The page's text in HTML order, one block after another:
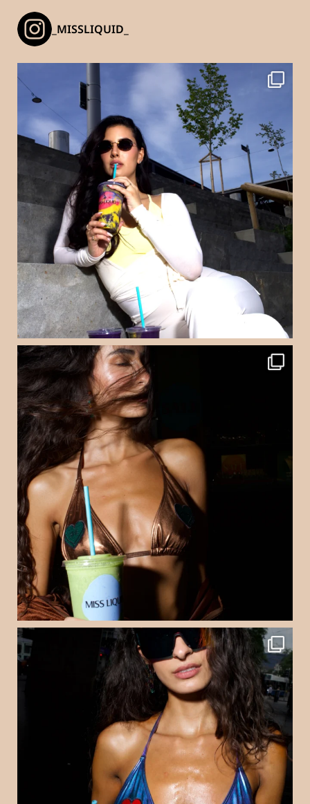
_MISSLIQUID_